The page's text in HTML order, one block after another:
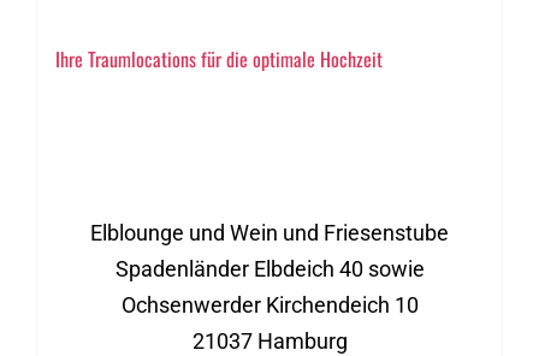
Ihre Traumlocations für die optimale Hochzeit
Elblounge und Wein und Friesenstube
Spadenländer Elbdeich 40 sowie
Ochsenwerder Kirchendeich 10
21037 Hamburg